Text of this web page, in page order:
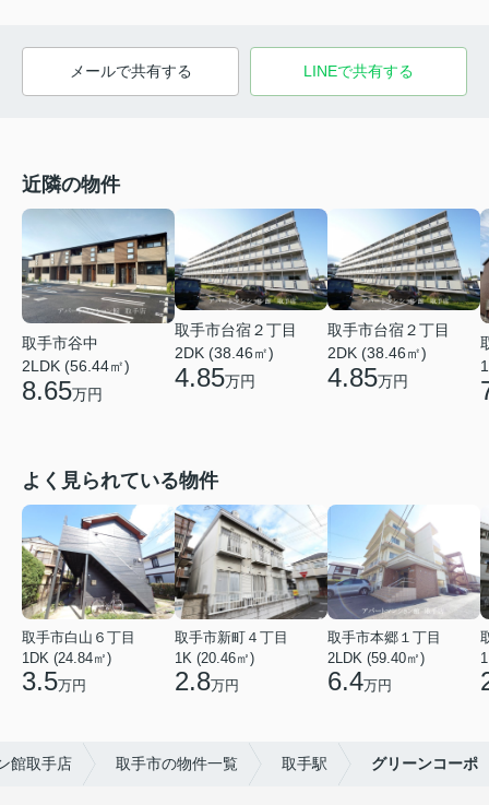
メールで共有する LINEで共有する
近隣の物件
取手市谷中
2LDK (56.44㎡)
8.65万円
取手市台宿２丁目
2DK (38.46㎡)
4.85万円
取手市台宿２丁目
2DK (38.46㎡)
4.85万円
よく見られている物件
取手市白山６丁目
1DK (24.84㎡)
3.5万円
取手市新町４丁目
1K (20.46㎡)
2.8万円
取手市本郷１丁目
2LDK (59.40㎡)
6.4万円
館取手店 取手市の物件一覧 取手駅 グリーンコーポ